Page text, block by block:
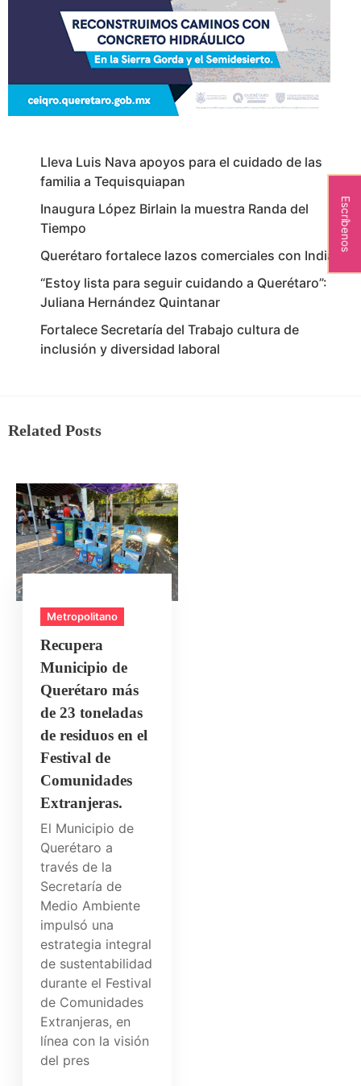
Lleva Luis Nava apoyos para el cuidado de las
familia a Tequisquiapan
Inaugura López Birlain la muestra Randa del
Tiempo
Querétaro fortalece lazos comerciales con India
“Estoy lista para seguir cuidando a Querétaro”:
Juliana Hernández Quintanar
Fortalece Secretaría del Trabajo cultura de
inclusión y diversidad laboral
Related Posts
Metropolitano
Recupera
Municipio de
Querétaro más
de 23 toneladas
de residuos en el
Festival de
Comunidades
Extranjeras.
El Municipio de
Querétaro a
través de la
Secretaría de
Medio Ambiente
impulsó una
estrategia integral
de sustentabilidad
durante el Festival
de Comunidades
Extranjeras, en
línea con la visión
del pres
Escríbenos